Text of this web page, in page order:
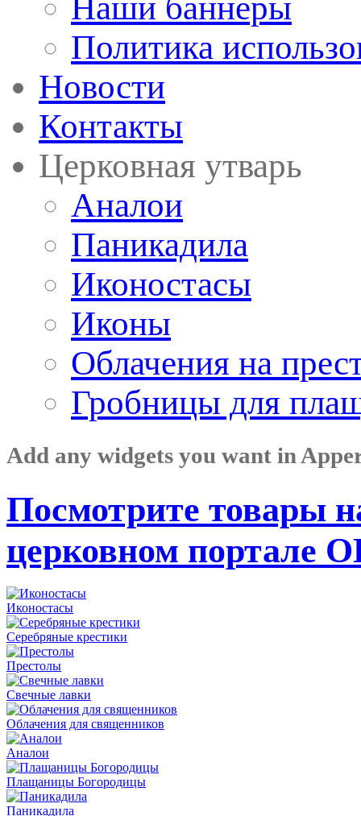
Наши баннеры
Политика
Новости
Контакты
Церковная утварь
Аналои
Паникадила
Иконостасы
Иконы
Облачения на
Гробницы для
Add any widgets you want in
Посмотрите товары
церковном портале
Иконостасы
Серебряные крестики
Престолы
Свечные лавки
Облачения для священников
Аналои
Плащаницы Богородицы
Паникадила